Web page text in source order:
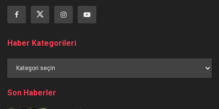
Haber Kategorileri
Kategorileri
Son Haberler